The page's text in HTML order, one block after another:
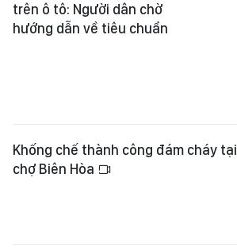
trên ô tô: Người dân chờ
hướng dẫn về tiêu chuẩn
Khống chế thành công đám cháy tại
chợ Biên Hòa